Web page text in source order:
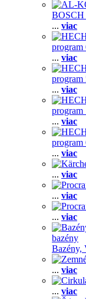
BOSCH
... viac
program
... viac
program
... viac
program
... viac
program
... viac
... viac
... viac
... viac
bazény
Bazény,
... viac
... viac